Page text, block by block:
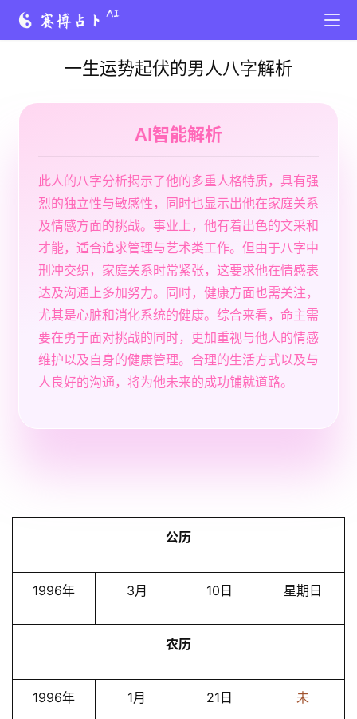
一生运势起伏的男人八字解析
AI智能解析
此人的八字分析揭示了他的多重人格特质，具有强
烈的独立性与敏感性，同时也显示出他在家庭关系
及情感方面的挑战。事业上，他有着出色的文采和
才能，适合追求管理与艺术类工作。但由于八字中
刑冲交织，家庭关系时常紧张，这要求他在情感表
达及沟通上多加努力。同时，健康方面也需关注，
尤其是心脏和消化系统的健康。综合来看，命主需
要在勇于面对挑战的同时，更加重视与他人的情感
维护以及自身的健康管理。合理的生活方式以及与
人良好的沟通，将为他未来的成功铺就道路。
公历
1996年 3月 10日 星期日
农历
1996年 1月 21日 未